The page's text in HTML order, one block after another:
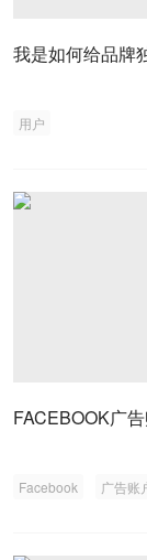
我是如何给品牌
用户
FACEBOOK广
Facebook 广告账